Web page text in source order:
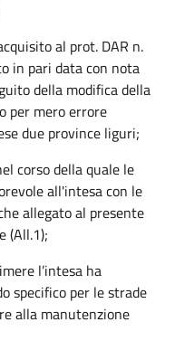
al prot. DAR n.
in pari data con nota
della modifica della
per mero errore
due province liguri;
corso della quale le
all'intesa con le
allegato al presente
(All.1);
l’intesa ha
specifico per le strade
alla manutenzione